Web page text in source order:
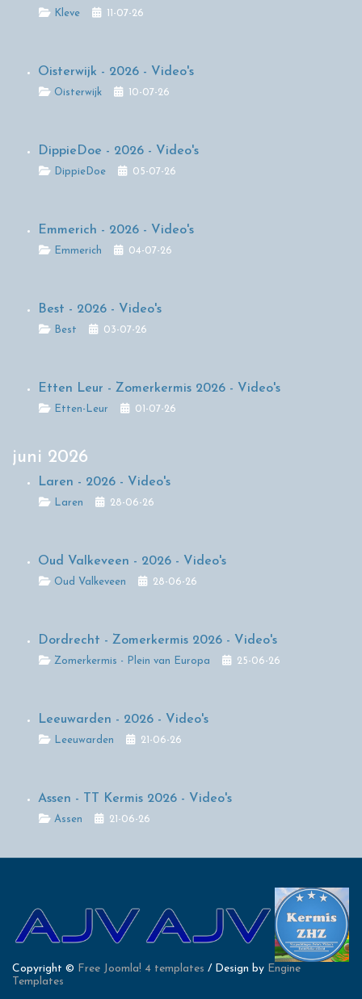
Details
Kleve 11-07-26
Oisterwijk - 2026 - Video's
DetailsOisterwijk 10-07-26
DippieDoe - 2026 - Video's
DetailsDippieDoe 05-07-26
Emmerich - 2026 - Video's
DetailsEmmerich 04-07-26
Best - 2026 - Video's
Details
Best 03-07-26
Etten Leur - Zomerkermis 2026 - Video's
DetailsEtten-Leur 01-07-26
juni 2026
Laren - 2026 - Video's
Details
Laren 28-06-26
Oud Valkeveen - 2026 - Video's
DetailsOud Valkeveen 28-06-26
Dordrecht - Zomerkermis 2026 - Video's
Details
Zomerkermis - Plein van Europa 25-06-26
Leeuwarden - 2026 - Video's
DetailsLeeuwarden 21-06-26
Assen - TT Kermis 2026 - Video's
Details
Assen 21-06-26
Copyright © Free Joomla! 4 templates / Design by Engine
Templates